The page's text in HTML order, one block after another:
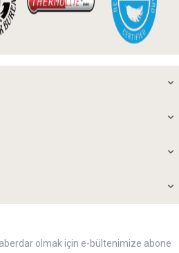
olmak için e-bültenimize abone